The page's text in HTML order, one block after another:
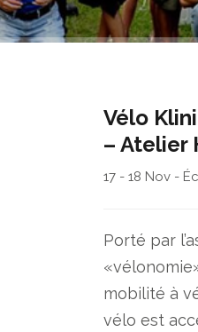
Vélo
– Atelier
17 - 18 Nov -
Porté par
mobilité à
vélo est